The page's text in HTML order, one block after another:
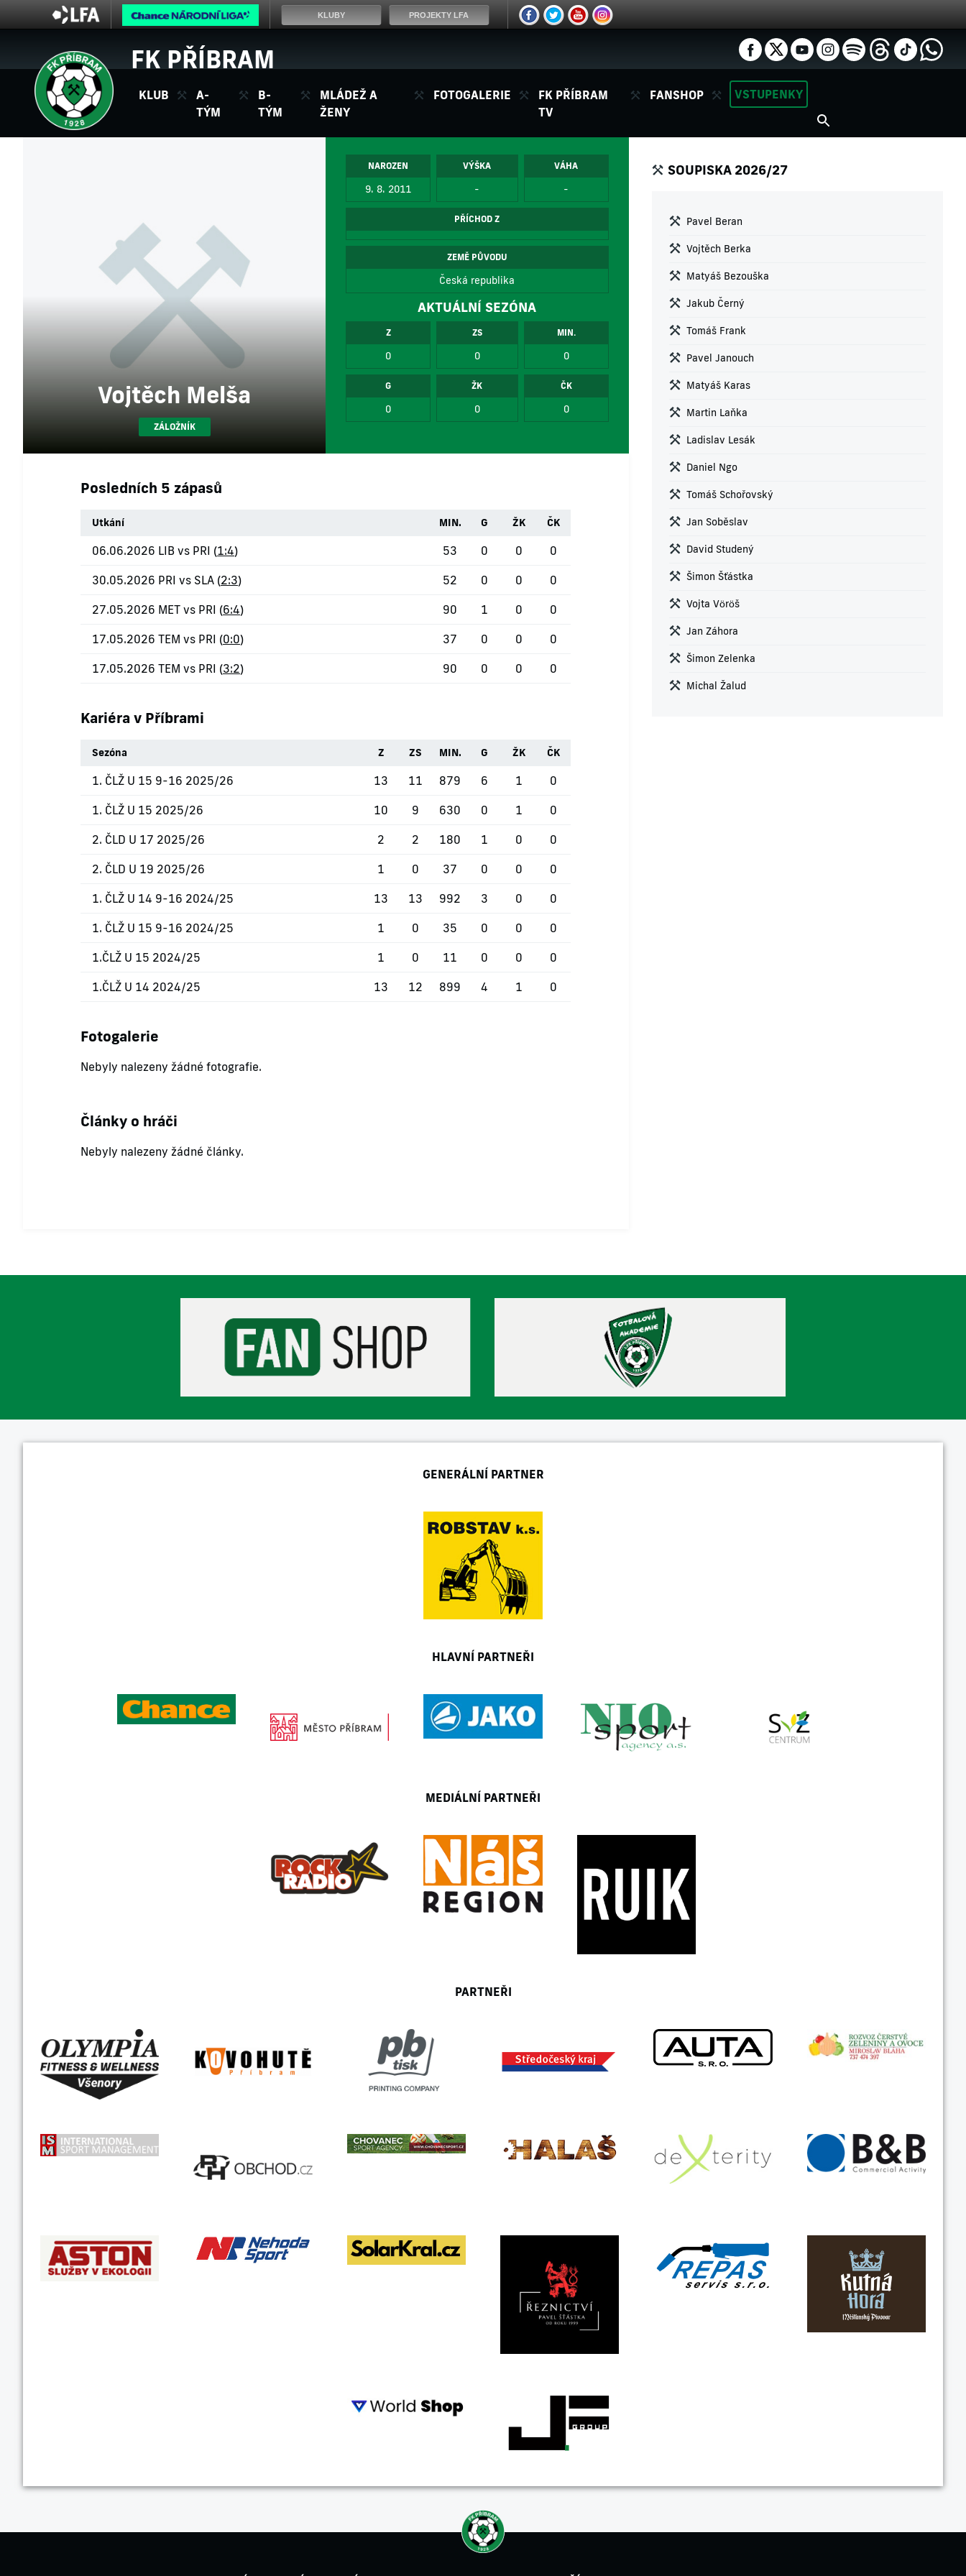
FK PŘÍBRAM
KLUB
A-
TÝM
B-
TÝM
MLÁDEŽ A
ŽENY
FOTOGALERIE
FK PŘÍBRAM
TV
FANSHOP VSTUPENKY
Vojtěch Melša
ZÁLOŽNÍK
NAROZEN
9. 8. 2011
VÝŠKA
-
VÁHA
-
PŘÍCHOD Z
ZEMĚ PŮVODU
Česká republika
AKTUÁLNÍ SEZÓNA
Z
0
ZS
0
MIN.
0
G
0
ŽK
0
ČK
0
Posledních 5 zápasů
Utkání MIN. G ŽK ČK
06.06.2026 LIB vs PRI (1:4) 53 0 0 0
30.05.2026 PRI vs SLA (2:3) 52 0 0 0
27.05.2026 MET vs PRI (6:4) 90 1 0 0
17.05.2026 TEM vs PRI (0:0) 37 0 0 0
17.05.2026 TEM vs PRI (3:2) 90 0 0 0
Kariéra v Příbrami
Sezóna Z ZS MIN. G ŽK ČK
1. ČLŽ U 15 9-16 2025/26 13 11 879 6 1 0
1. ČLŽ U 15 2025/26 10 9 630 0 1 0
2. ČLD U 17 2025/26 2 2 180 1 0 0
2. ČLD U 19 2025/26 1 0 37 0 0 0
1. ČLŽ U 14 9-16 2024/25 13 13 992 3 0 0
1. ČLŽ U 15 9-16 2024/25 1 0 35 0 0 0
1.ČLŽ U 15 2024/25 1 0 11 0 0 0
1.ČLŽ U 14 2024/25 13 12 899 4 1 0
Fotogalerie
Nebyly nalezeny žádné fotografie.
Články o hráči
Nebyly nalezeny žádné články.
SOUPISKA 2026/27
Pavel Beran
Vojtěch Berka
Matyáš Bezouška
Jakub Černý
Tomáš Frank
Pavel Janouch
Matyáš Karas
Martin Laňka
Ladislav Lesák
Daniel Ngo
Tomáš Schořovský
Jan Soběslav
David Studený
Šimon Šťástka
Vojta Vöröš
Jan Záhora
Šimon Zelenka
Michal Žalud
GENERÁLNÍ PARTNER
HLAVNÍ PARTNEŘI
MEDIÁLNÍ PARTNEŘI
PARTNEŘI
KLUBY PROJEKTY LFA